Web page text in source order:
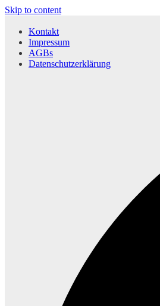
Skip to content
Kontakt
Impressum
AGBs
Datenschutzerklärung